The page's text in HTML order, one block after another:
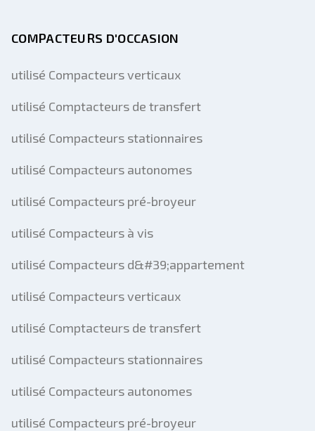
COMPACTEURS D'OCCASION
utilisé Compacteurs verticaux
utilisé Comptacteurs de transfert
utilisé Compacteurs stationnaires
utilisé Compacteurs autonomes
utilisé Compacteurs pré-broyeur
utilisé Compacteurs à vis
utilisé Compacteurs d&#39;appartement
utilisé Compacteurs verticaux
utilisé Comptacteurs de transfert
utilisé Compacteurs stationnaires
utilisé Compacteurs autonomes
utilisé Compacteurs pré-broyeur